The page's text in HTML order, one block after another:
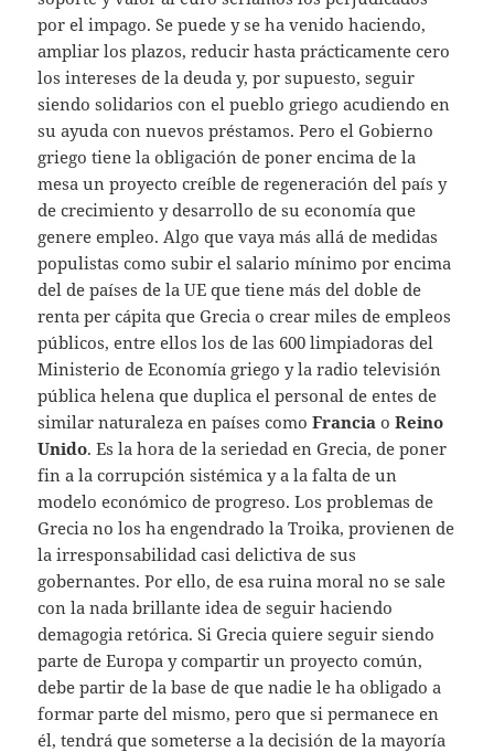
por el impago. Se puede y se ha venido haciendo,
ampliar los plazos, reducir hasta prácticamente cero
los intereses de la deuda y, por supuesto, seguir
siendo solidarios con el pueblo griego acudiendo en
su ayuda con nuevos préstamos. Pero el Gobierno
griego tiene la obligación de poner encima de la
mesa un proyecto creíble de regeneración del país y
de crecimiento y desarrollo de su economía que
genere empleo. Algo que vaya más allá de medidas
populistas como subir el salario mínimo por encima
del de países de la UE que tiene más del doble de
renta per cápita que Grecia o crear miles de empleos
públicos, entre ellos los de las 600 limpiadoras del
Ministerio de Economía griego y la radio televisión
pública helena que duplica el personal de entes de
similar naturaleza en países comoFranciaoReino
Unido. Es la hora de la seriedad en Grecia, de poner
fin a la corrupción sistémica y a la falta de un
modelo económico de progreso. Los problemas de
Grecia no los ha engendrado la Troika, provienen de
la irresponsabilidad casi delictiva de sus
gobernantes. Por ello, de esa ruina moral no se sale
con la nada brillante idea de seguir haciendo
demagogia retórica. Si Grecia quiere seguir siendo
parte de Europa y compartir un proyecto común,
debe partir de la base de que nadie le ha obligado a
formar parte del mismo, pero que si permanece en
él, tendrá que someterse a la decisión de la mayoría